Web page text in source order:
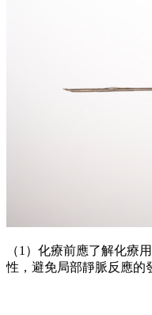
（1 ）化療前應了解化療
性，避免局部靜脈反應的